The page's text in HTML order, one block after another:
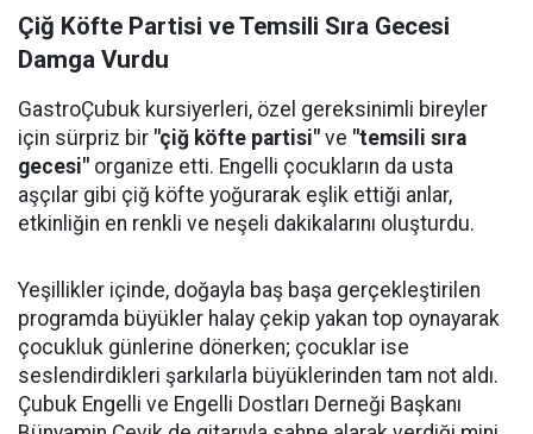
Çiğ Köfte Partisi ve Temsili Sıra Gecesi
Damga Vurdu
GastroÇubuk kursiyerleri, özel gereksinimli bireyler
için sürpriz bir "çiğ köfte partisi" ve "temsili sıra
gecesi" organize etti. Engelli çocukların da usta
aşçılar gibi çiğ köfte yoğurarak eşlik ettiği anlar,
etkinliğin en renkli ve neşeli dakikalarını oluşturdu.
Yeşillikler içinde, doğayla baş başa gerçekleştirilen
programda büyükler halay çekip yakan top oynayarak
çocukluk günlerine dönerken; çocuklar ise
seslendirdikleri şarkılarla büyüklerinden tam not aldı.
Çubuk Engelli ve Engelli Dostları Derneği Başkanı